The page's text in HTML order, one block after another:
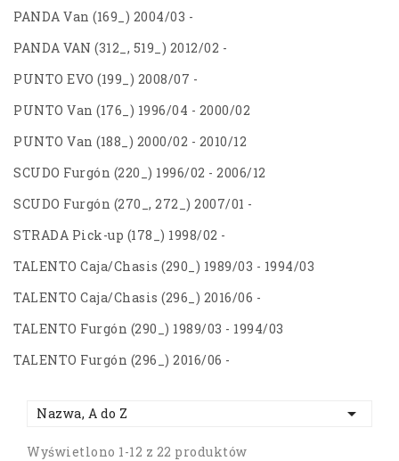
PANDA Van (169_) 2004/03 -
PANDA VAN (312_, 519_) 2012/02 -
PUNTO EVO (199_) 2008/07 -
PUNTO Van (176_) 1996/04 - 2000/02
PUNTO Van (188_) 2000/02 - 2010/12
SCUDO Furgón (220_) 1996/02 - 2006/12
SCUDO Furgón (270_, 272_) 2007/01 -
STRADA Pick-up (178_) 1998/02 -
TALENTO Caja/Chasis (290_) 1989/03 - 1994/03
TALENTO Caja/Chasis (296_) 2016/06 -
TALENTO Furgón (290_) 1989/03 - 1994/03
TALENTO Furgón (296_) 2016/06 -
Nazwa, A do Z 
Wyświetlono 1-12 z 22 produktów